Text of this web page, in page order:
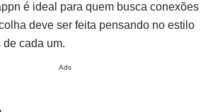
é ideal para quem busca conexões
deve ser feita pensando no estilo
cada um.
Ads